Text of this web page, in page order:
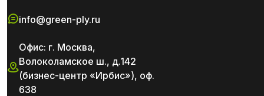
info@green-ply.ru
Офис: г. Москва,
Волоколамское ш., д.142
(бизнес-центр «Ирбис»), оф.
638